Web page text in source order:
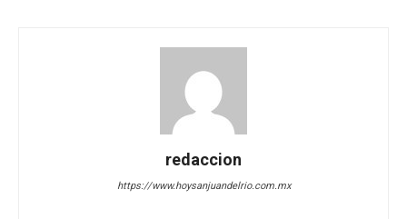
redaccion
https://www.hoysanjuandelrio.com.mx